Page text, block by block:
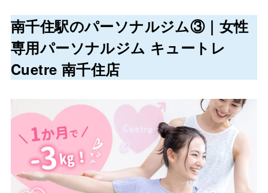
南千住駅のパーソナルジム③｜ 女性
専用パーソナルジム キュートレ
Cuetre 南千住店